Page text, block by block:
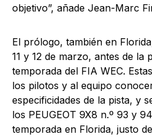
objetivo”, añade Jean-Marc
El prólogo, también en
11 y 12 de marzo, antes de la
temporada del FIA WEC.
los pilotos y al equipo
especificidades de la pista, y
los PEUGEOT 9X8 n.º 93 y
temporada en Florida, justo